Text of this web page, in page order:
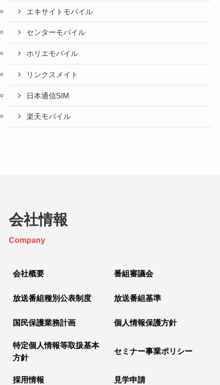
エキサイトモバイル
センターモバイル
ホリエモバイル
リンクスメイト
日本通信SIM
楽天モバイル
会社情報
Company
会社概要 番組審議会
放送番組種別公表制度 放送番組基準
国民保護業務計画 個人情報保護方針
特定個人情報等取扱基本
方針
セミナー事業ポリシー
採用情報 見学申請